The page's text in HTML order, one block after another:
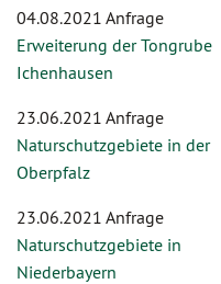
04.08.2021 Anfrage
Erweiterung der Tongrube
Ichenhausen
23.06.2021 Anfrage
Naturschutzgebiete in der
Oberpfalz
23.06.2021 Anfrage
Naturschutzgebiete in
Niederbayern